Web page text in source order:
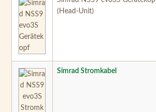
(Head-Unit)
Simrad Stromkabel